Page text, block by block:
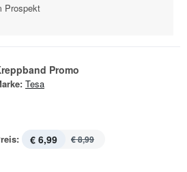
Prospekt
Promo
Tesa
€ 6,99 € 8,99